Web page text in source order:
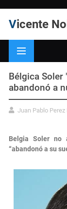
Vicente
Bélgica Soler
abandonó a
Juan Pablo Perez
Belgia Soler no
“abandonó a su